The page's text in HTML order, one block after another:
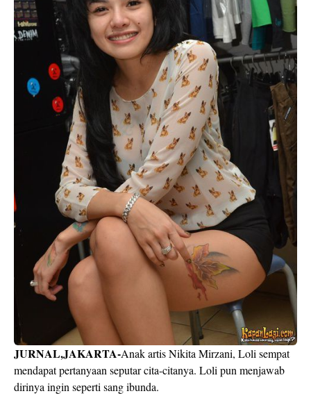
JURNAL,JAKARTA-Anak artis Nikita Mirzani, Loli sempat
mendapat pertanyaan seputar cita-citanya. Loli pun menjawab
dirinya ingin seperti sang ibunda.